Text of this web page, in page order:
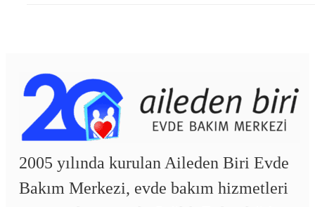
2005 yılında kurulan Aileden Biri Evde
Bakım Merkezi, evde bakım hizmetleri